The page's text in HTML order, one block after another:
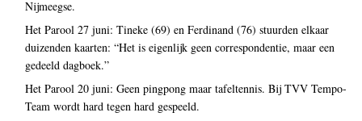
Nijmeegse.
Het Parool 27 juni: Tineke (69) en Ferdinand (76) stuurden elkaar
duizenden kaarten: “Het is eigenlijk geen correspondentie, maar een
gedeeld dagboek.”
Het Parool 20 juni: Geen pingpong maar tafeltennis. Bij TVV Tempo-
Team wordt hard tegen hard gespeeld.